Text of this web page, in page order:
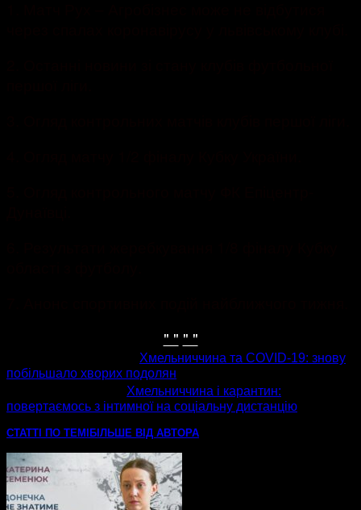
" " " "
Хмельниччина та COVID-19: знову
побільшало хворих подолян
Хмельниччина і карантин:
повертаємось з інтимної на соціальну дистанцію
СТАТТІ ПО ТЕМІ БІЛЬШЕ ВІД АВТОРА